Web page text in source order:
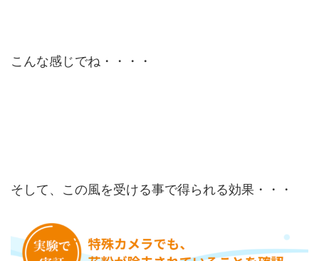
こんな感じでね・・・・
そして、この風を受ける事で得られる効果・・・